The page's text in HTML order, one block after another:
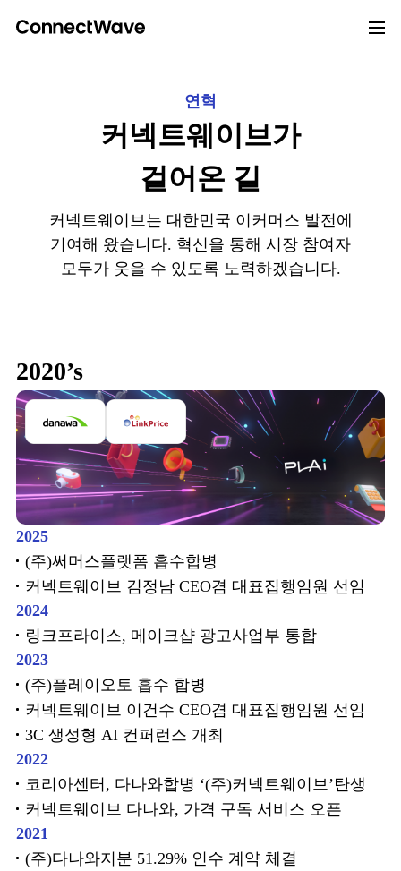
연혁
커넥트웨이브가
걸어온 길
커넥트웨이브는 대한민국 이커머스 발전에
기여해 왔습니다. 혁신을 통해 시장 참여자
모두가 웃을 수 있도록 노력하겠습니다.
2020’s
2025
(주)써머스플랫폼 흡수합병
커넥트웨이브 김정남 CEO겸 대표집행임원 선임
2024
링크프라이스, 메이크샵 광고사업부 통합
2023
(주)플레이오토 흡수 합병
커넥트웨이브 이건수 CEO겸 대표집행임원 선임
3C 생성형 AI 컨퍼런스 개최
2022
코리아센터, 다나와합병 ‘(주)커넥트웨이브’탄생
커넥트웨이브 다나와, 가격 구독 서비스 오픈
2021
(주)다나와지분 51.29% 인수 계약 체결